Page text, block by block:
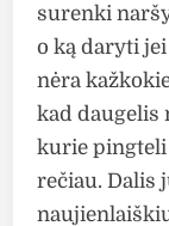
surenki
o ką daryti
nėra
kad daugelis
kurie pingteli
rečiau. Dalis